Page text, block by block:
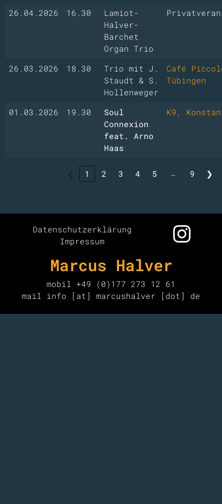
26.04.2026 16.30
Lamiot-
Halver-
Barchet
Organ Trio
26.03.2026 18.30
Trio mit J.
Staudt & S.
Hollenweger
Café
Tübingen
01.03.2026 19.30
Soul
Connexion
feat. Arno
Haas
K9,
1 2 3 4 5 … 9 ❯
Datenschutzerklärung
Impressum
Marcus Halver
mobil +49 (0)177 273 12 61
mail info [at] marcushalver [dot] de